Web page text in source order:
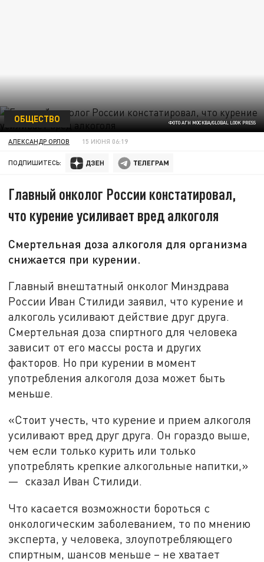
ФОТО АГН МОСКВА/GLOBAL LOOK PRESS
ОБЩЕСТВО
АЛЕКСАНДР ОРЛОВ 15 ИЮНЯ 06:19
ПОДПИШИТЕСЬ:
Главный онколог России констатировал,
что курение усиливает вред алкоголя
Смертельная доза алкоголя для организма
снижается при курении.
Главный внештатный онколог Минздрава
России Иван Стилиди заявил, что курение и
алкоголь усиливают действие друг друга.
Смертельная доза спиртного для человека
зависит от его массы роста и других
факторов. Но при курении в момент
употребления алкоголя доза может быть
меньше.
«Стоит учесть, что курение и прием алкоголя
усиливают вред друг друга. Он гораздо выше,
чем если только курить или только
употреблять крепкие алкогольные напитки,»
— сказал Иван Стилиди.
Что касается возможности бороться с
онкологическим заболеванием, то по мнению
эксперта, у человека, злоупотребляющего
спиртным, шансов меньше – не хватает